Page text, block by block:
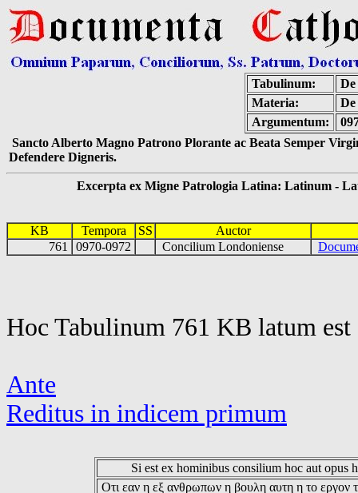
Tabulinum:
De
Materia:
Argumentum:
Sancto Alberto Magno Patrono Plorante ac Beata Semper
Defendere Digneris.
Excerpta ex Migne Patrologia Latina: Latinum -
KB Tempora SS
Auctor
761
0970-0972 Concilium Londoniense
Hoc Tabulinum 761 KB latum
Ante
Reditus in indicem primum
Si est ex hominibus consilium hoc aut opus
Οτι εαν η εξ ανθρωπων η βουλη αυτη η το εργον